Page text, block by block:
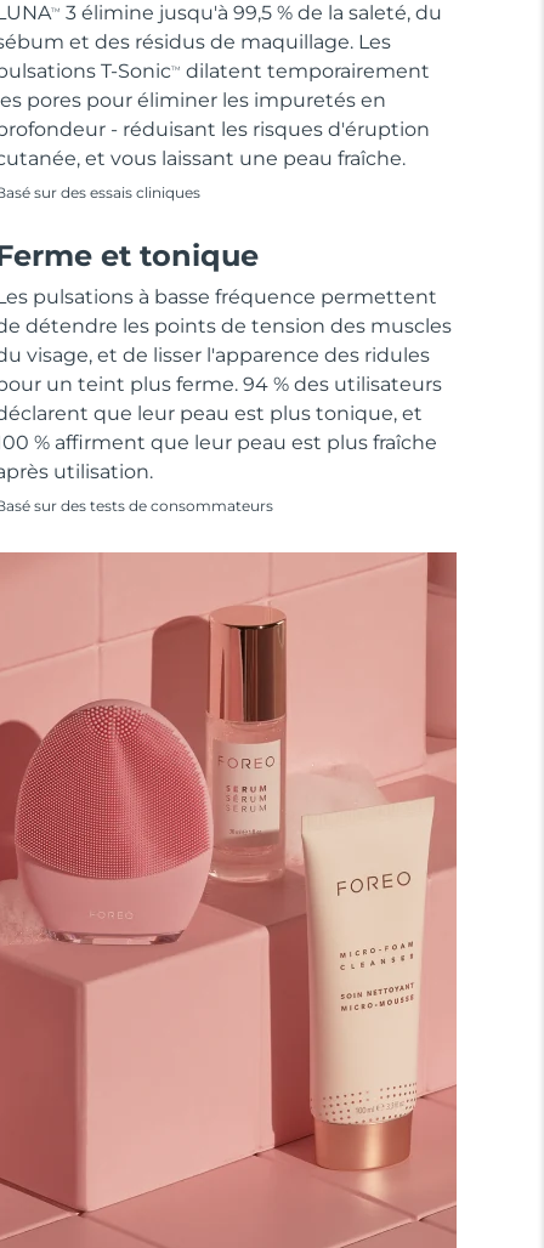
TM
3 élimine jusqu'à 99,5 % de la saleté, du
et des résidus de maquillage. Les
T-SonicTM
dilatent temporairement
les pores pour éliminer les impuretés en
- réduisant les risques d'éruption
et vous laissant une peau fraîche.
sur des essais cliniques
et tonique
pulsations à basse fréquence permettent
détendre les points de tension des muscles
visage, et de lisser l'apparence des ridules
un teint plus ferme. 94 % des utilisateurs
que leur peau est plus tonique, et
% affirment que leur peau est plus fraîche
utilisation.
sur des tests de consommateurs